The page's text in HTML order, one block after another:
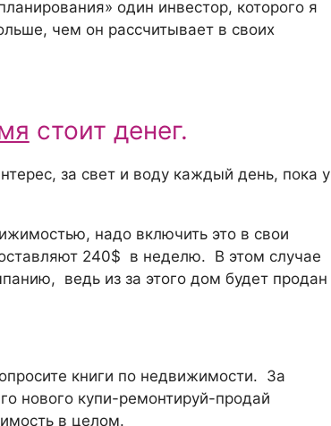
один инвестор, которого я
чем он рассчитывает в своих
стоит денег.
за свет и воду каждый день, пока у
надо включить это в свои
240$ в неделю. В этом случае
ведь из за этого дом будет продан
книги по недвижимости. За
новoго купи-ремонтируй-продай
в целом.